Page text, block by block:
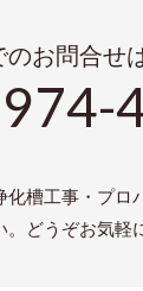
のお問合せ
槽工事・プ
どうぞお気軽